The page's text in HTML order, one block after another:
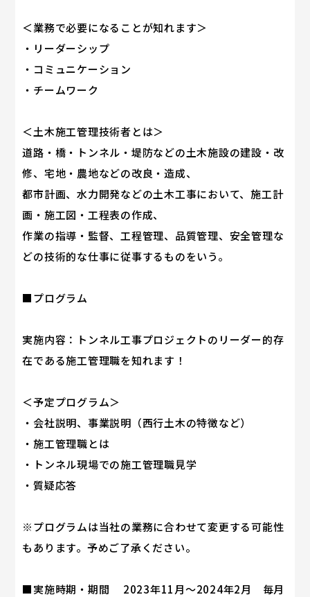
＜業務で必要になることが知れます＞
・リーダーシップ
・コミュニケーション
・チームワーク
＜土木施工管理技術者とは＞
道路・橋・トンネル・堤防などの土木施設の建設・改
修、宅地・農地などの改良・造成、
都市計画、水力開発などの土木工事において、施工計
画・施工図・工程表の作成、
作業の指導・監督、工程管理、品質管理、安全管理な
どの技術的な仕事に従事するものをいう。
■プログラム
実施内容：トンネル工事プロジェクトのリーダー的存
在である施工管理職を知れます！
＜予定プログラム＞
・会社説明、事業説明（西行土木の特徴など）
・施工管理職とは
・トンネル現場での施工管理職見学
・質疑応答
※プログラムは当社の業務に合わせて変更する可能性
もあります。予めご了承ください。
■実施時期・期間 2023年11月～2024年2月 毎月